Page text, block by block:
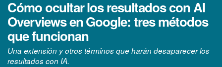
Cómo ocultar los resultados con AI
Overviews en Google: tres métodos
que funcionan
Una extensión y otros términos que harán desaparecer los
resultados con IA.